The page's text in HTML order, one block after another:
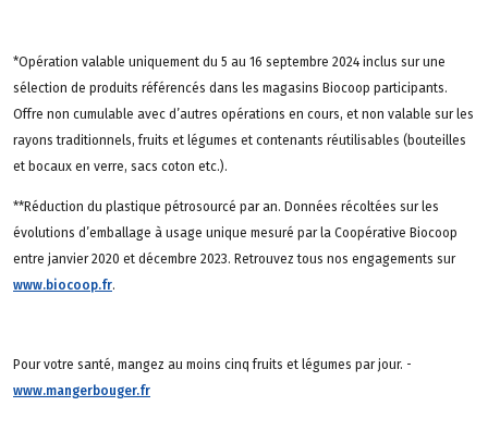
*Opération valable uniquement du 5 au 16 septembre 2024 inclus sur une
sélection de produits référencés dans les magasins Biocoop participants.
Offre non cumulable avec d’autres opérations en cours, et non valable sur les
rayons traditionnels, fruits et légumes et contenants réutilisables (bouteilles
et bocaux en verre, sacs coton etc.).
**Réduction du plastique pétrosourcé par an. Données récoltées sur les
évolutions d’emballage à usage unique mesuré par la Coopérative Biocoop
entre janvier 2020 et décembre 2023. Retrouvez tous nos engagements sur
www.biocoop.fr.
Pour votre santé, mangez au moins cinq fruits et légumes par jour. -
www.mangerbouger.fr